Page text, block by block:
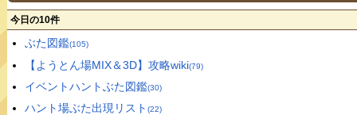
今日の10件
ぶた図鑑(105)
【ようとん場MIX＆3D】攻略wiki(79)
イベントハントぶた図鑑(30)
ハント場ぶた出現リスト (22)